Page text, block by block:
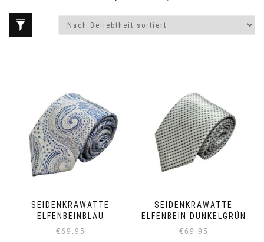
SEIDENKRAWATTE
ELFENBEINBLAU
€69.95
SEIDENKRAWATTE
ELFENBEIN DUNKELGRÜN
€69.95